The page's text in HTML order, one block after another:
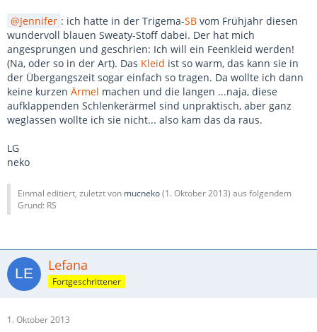
Jennifer : ich hatte in der Trigema-SB vom Frühjahr diesen
wundervoll blauen Sweaty-Stoff dabei. Der hat mich
angesprungen und geschrien: Ich will ein Feenkleid werden!
(Na, oder so in der Art). Das Kleid ist so warm, das kann sie in
der Übergangszeit sogar einfach so tragen. Da wollte ich dann
keine kurzen Ärmel machen und die langen ...naja, diese
aufklappenden Schlenkerärmel sind unpraktisch, aber ganz
weglassen wollte ich sie nicht... also kam das da raus.
LG
neko
Einmal editiert, zuletzt von mucneko(1. Oktober 2013) aus folgendem
Grund: RS
Lefana
Fortgeschrittener
1. Oktober 2013